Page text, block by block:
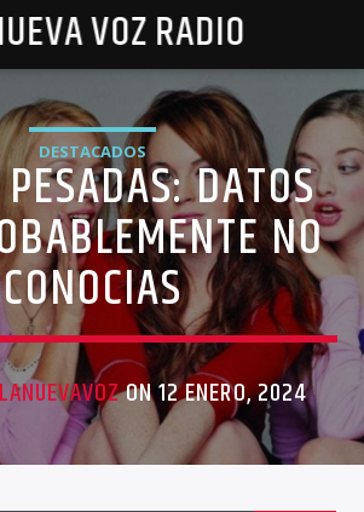
VOZ RADIO
DESTACADOS DATOS
NO
CONOCIAS
LANUEVAVOZON 12 ENERO, 2024